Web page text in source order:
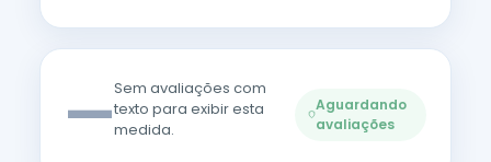
—Sem avaliações com
texto para exibir esta
medida.
Aguardando
avaliações